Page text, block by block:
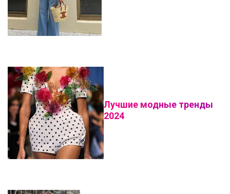
Лучшие модные тренды
2024